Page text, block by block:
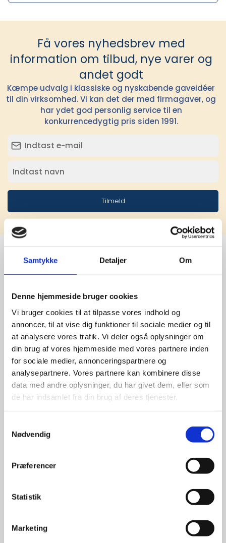
Samtykke Detaljer Om
Denne hjemmeside bruger cookies
Vi bruger cookies til at tilpasse vores indhold og
annoncer, til at vise dig funktioner til sociale medier og til
at analysere vores trafik. Vi deler også oplysninger om
din brug af vores hjemmeside med vores partnere inden
for sociale medier, annonceringspartnere og
analysepartnere. Vores partnere kan kombinere disse
data med andre oplysninger, du har givet dem, eller som
de har indsamlet fra din brug af deres tjenester.
Nødvendig
Præferencer
Statistik
Marketing
Få vores nyhedsbrev med
information om tilbud, nye varer og
andet godt
Kæmpe udvalg i klassiske og nyskabende gaveidéer
til din virksomhed. Vi kan det der med firmagaver, og
har ydet god personlig service til en
konkurrencedygtig pris siden 1991.
Tilmeld
Stærke
leverandører
giver større
udvalg
For at sikre høj kvalitet og stor
leveringssikkerhed samarbejder vi
med de største og mest
anerkendte leverandører inden for
promotion.